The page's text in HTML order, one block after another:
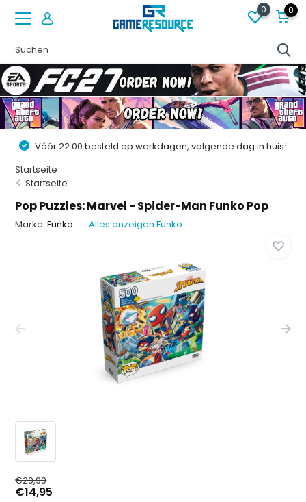
0 0
Vóór 22:00 besteld op werkdagen, volgende dag in huis!
Startseite
Startseite
Pop Puzzles: Marvel - Spider-Man Funko Pop
Marke:Funko Alles anzeigen Funko
€29,99
€14,95